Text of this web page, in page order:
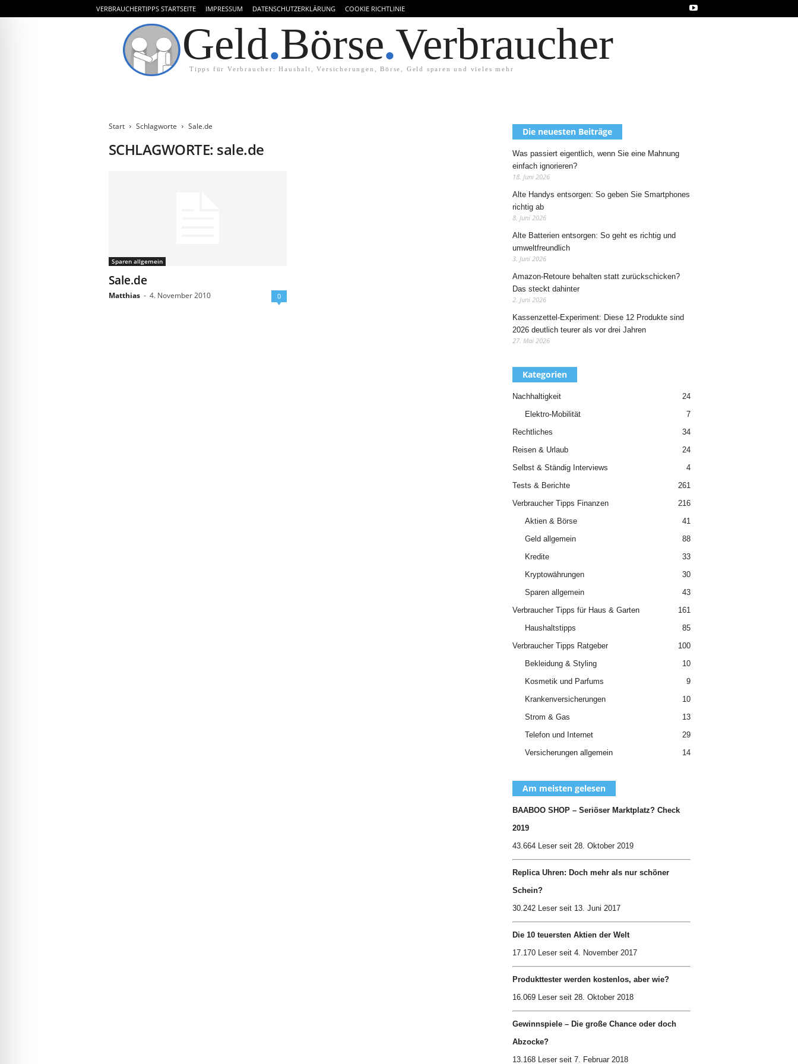
VERBRAUCHERTIPPS STARTSEITE IMPRESSUM DATENSCHUTZERKLÄRUNG COOKIE RICHTLINIE
Geld.Börse.Verbraucher
Tipps für Verbraucher: Haushalt, Versicherungen, Börse, Geld sparen und vieles mehr
Start Schlagworte Sale.de
SCHLAGWORTE: sale.de
Sparen allgemein
Sale.de
Matthias - 4. November 2010 0
Die neuesten Beiträge
Was passiert eigentlich, wenn Sie eine Mahnung
einfach ignorieren?
18. Juni 2026
Alte Handys entsorgen: So geben Sie Smartphones
richtig ab
8. Juni 2026
Alte Batterien entsorgen: So geht es richtig und
umweltfreundlich
3. Juni 2026
Amazon-Retoure behalten statt zurückschicken?
Das steckt dahinter
2. Juni 2026
Kassenzettel-Experiment: Diese 12 Produkte sind
2026 deutlich teurer als vor drei Jahren
27. Mai 2026
Kategorien
Nachhaltigkeit
24
Elektro-Mobilität
7
Rechtliches
34
Reisen & Urlaub
24
Selbst & Ständig Interviews
4
Tests & Berichte
261
Verbraucher Tipps Finanzen
216
Aktien & Börse
41
Geld allgemein
88
Kredite
33
Kryptowährungen
30
Sparen allgemein
43
Verbraucher Tipps für Haus & Garten
161
Haushaltstipps
85
Verbraucher Tipps Ratgeber
100
Bekleidung & Styling
10
Kosmetik und Parfums
9
Krankenversicherungen
10
Strom & Gas
13
Telefon und Internet
29
Versicherungen allgemein
14
Am meisten gelesen
BAABOO SHOP – Seriöser Marktplatz? Check
2019
43.664 Leser seit 28. Oktober 2019
Replica Uhren: Doch mehr als nur schöner
Schein?
30.242 Leser seit 13. Juni 2017
Die 10 teuersten Aktien der Welt
17.170 Leser seit 4. November 2017
Produkttester werden kostenlos, aber wie?
16.069 Leser seit 28. Oktober 2018
Gewinnspiele – Die große Chance oder doch
Abzocke?
13.168 Leser seit 7. Februar 2018